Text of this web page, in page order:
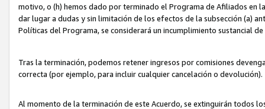
motivo, o (h) hemos dado por terminado el Programa de Afiliados en
dar lugar a dudas y sin limitación de los efectos de la subsección (a)
Políticas del Programa, se considerará un incumplimiento sustancial
Tras la terminación, podemos retener ingresos por comisiones
correcta (por ejemplo, para incluir cualquier cancelación o devolución).
Al momento de la terminación de este Acuerdo, se extinguirán todos